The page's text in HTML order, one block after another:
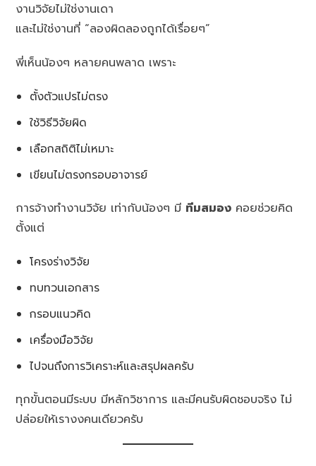
งานวิจัยไม่ใช่งานเดา
และไม่ใช่งานที่ “ลองผิดลองถูกได้เรื่อยๆ”
พี่เห็นน้องๆ หลายคนพลาด เพราะ
ตั้งตัวแปรไม่ตรง
ใช้วิธีวิจัยผิด
เลือกสถิติไม่เหมาะ
เขียนไม่ตรงกรอบอาจารย์
การจ้างทำงานวิจัย เท่ากับน้องๆ มี ทีมสมอง คอยช่วยคิด
ตั้งแต่
โครงร่างวิจัย
ทบทวนเอกสาร
กรอบแนวคิด
เครื่องมือวิจัย
ไปจนถึงการวิเคราะห์และสรุปผลครับ
ทุกขั้นตอนมีระบบ มีหลักวิชาการ และมีคนรับผิดชอบจริง ไม่
ปล่อยให้เรางงคนเดียวครับ